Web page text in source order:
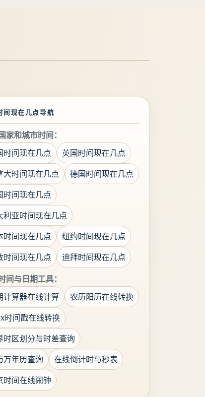
间现在几点导航
家和城市时间：
时间现在几点
英国时间现在几点
大时间现在几点
德国时间现在几点
时间现在几点
利亚时间现在几点
时间现在几点
纽约时间现在几点
时间现在几点
迪拜时间现在几点
间与日期工具：
计算器在线计算
农历阳历在线转换
时间戳在线转换
时区划分与时差查询
万年历查询
在线倒计时与秒表
时间在线闹钟